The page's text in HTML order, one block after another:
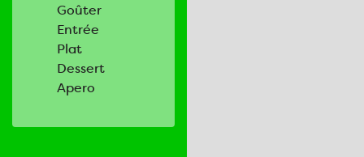
Goûter
Entrée
Plat
Dessert
Apero